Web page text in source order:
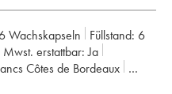
6 Wachskapseln Füllstand: 6
Mwst. erstattbar: ja
Côtes de Bordeaux